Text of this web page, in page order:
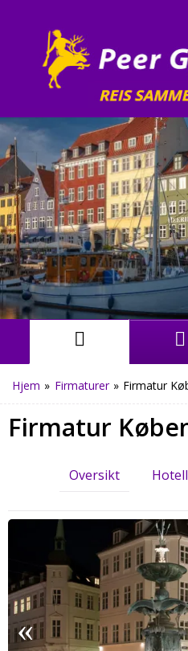
Hjem » Firmaturer » Firmatur
Firmatur
Oversikt